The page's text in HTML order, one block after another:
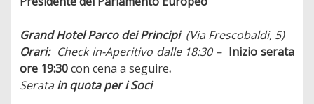
Grand Hotel Parco dei Principi (Via Frescobaldi, 5)
Orari: Check in-Aperitivo dalle 18:30 – Inizio serata
ore 19:30con cena a seguire.
Serata in quota per i Soci